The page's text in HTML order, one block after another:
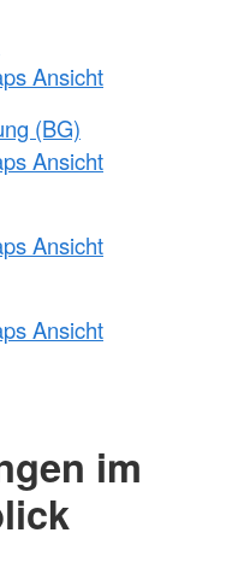
Ansicht
(BG)
Ansicht
Ansicht
Ansicht
im